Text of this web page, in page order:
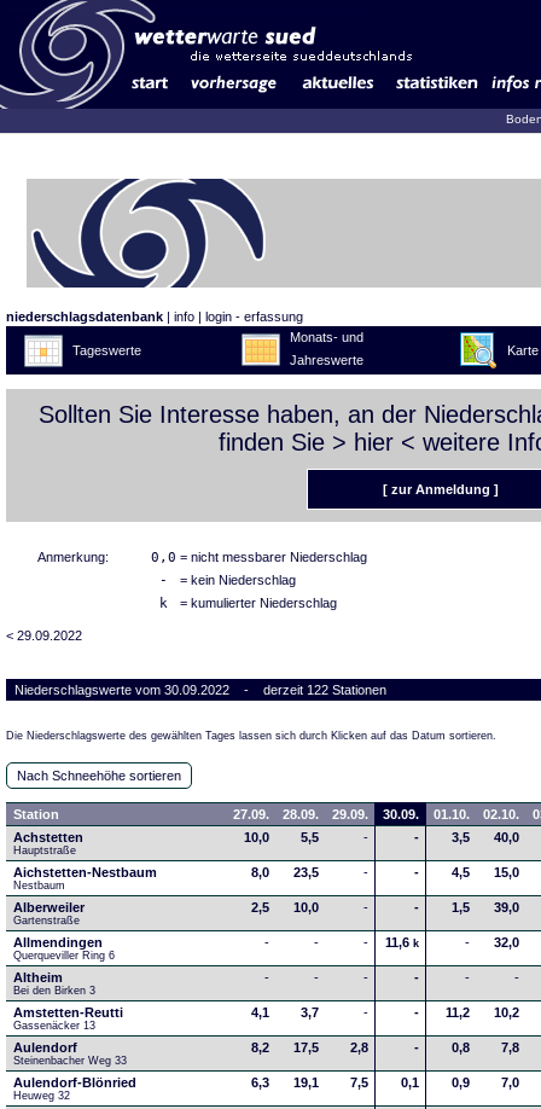
niederschlagsdatenbank | info | login - erfassung
Tageswerte
Monats- und
Jahreswerte
Karte
Sollten Sie Interesse haben, an der
finden Sie > hier < weitere
[ zur Anmeldung ]
Anmerkung: 0,0 = nicht messbarer Niederschlag
- = kein Niederschlag
k = kumulierter Niederschlag
< 29.09.2022
Niederschlagswerte vom 30.09.2022 - derzeit 122 Stationen
Die Niederschlagswerte des gewählten Tages lassen sich durch Klicken auf das Datum sortieren.
Nach Schneehöhe sortieren
Station 27.09. 28.09. 29.09. 30.09. 01.10. 02.10.
Achstetten
Hauptstraße
10,0 5,5 - - 3,5 40,0
Aichstetten-Nestbaum
Nestbaum
8,0 23,5 - - 4,5 15,0
Alberweiler
Gartenstraße
2,5 10,0 - - 1,5 39,0
Allmendingen
Querqueviller Ring 6
- - - 11,6 k - 32,0
Altheim
Bei den Birken 3
- - - - - -
Amstetten-Reutti
Gassenäcker 13
4,1 3,7 - - 11,2 10,2
Aulendorf
Steinenbacher Weg 33
8,2 17,5 2,8 - 0,8 7,8
Aulendorf-Blönried
Heuweg 32
6,3 19,1 7,5 0,1 0,9 7,0